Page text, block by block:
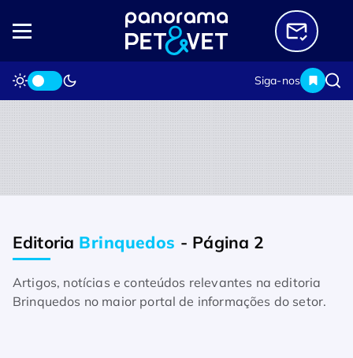
Siga-nos
Home Editorias Brinquedos
Editoria Brinquedos - Página 2
Artigos, notícias e conteúdos relevantes na editoria
Brinquedos no maior portal de informações do setor.